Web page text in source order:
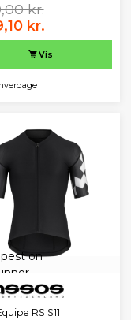
kr.
kr.
Vis
RS S11